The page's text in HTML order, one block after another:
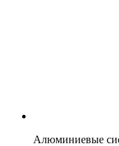
Алюминиевые